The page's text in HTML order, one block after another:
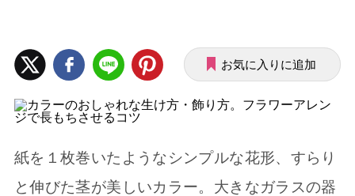
お気に入りに追加
紙を１枚巻いたようなシンプルな花形、すらり
と伸びた茎が美しいカラー。大きなガラスの器